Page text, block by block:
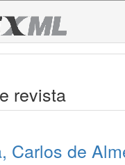
revista
Carlos de